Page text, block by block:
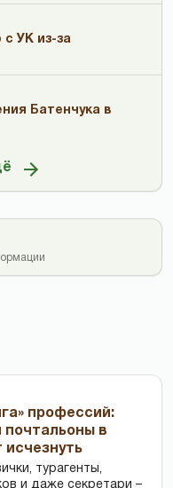
УК из-за
Батенчука в
профессий:
почтальоны в
исчезнуть
тур­агенты,
и даже секретари –